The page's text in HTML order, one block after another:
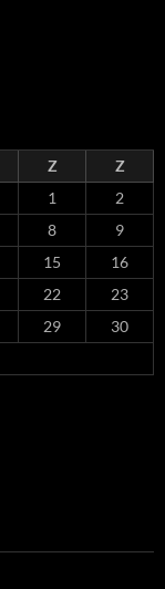
Z
Z
1
2
8
9
15
16
22
23
29
30